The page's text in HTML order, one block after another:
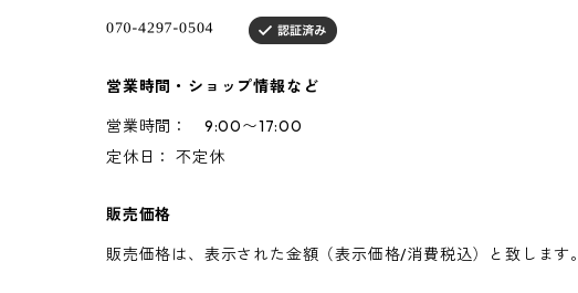
営業時間・ショップ情報など
営業時間： 9:00〜17:00
定休日： 不定休
販売価格
販売価格は、表示された金額（表示価格/消費税込）と致します。